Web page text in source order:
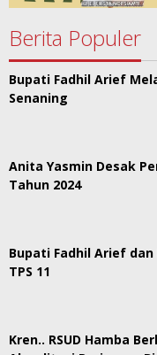
Berita Populer
Bupati Fadhil Arief
Senaning
Anita Yasmin Desak
Tahun 2024
Bupati Fadhil Arief
TPS 11
Kren.. RSUD Hamba